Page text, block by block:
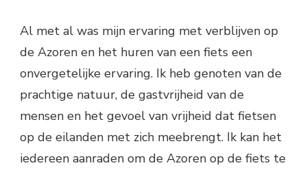
Al met al was mijn ervaring met verblijven op
de Azoren en het huren van een fiets een
onvergetelijke ervaring. Ik heb genoten van de
prachtige natuur, de gastvrijheid van de
mensen en het gevoel van vrijheid dat fietsen
op de eilanden met zich meebrengt. Ik kan het
iedereen aanraden om de Azoren op de fiets te